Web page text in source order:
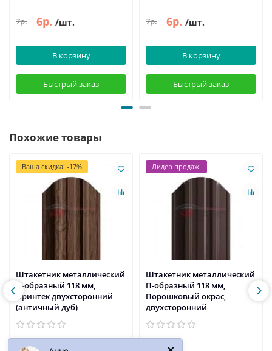
7р. 6р. /шт.
В корзину
Быстрый заказ
7р. 6р. /шт.
В корзину
Быстрый заказ
Похожие товары
Ваша скидка: -17%
Штакетник металлический
П-образный 118 мм,
Принтек двухсторонний
(античный дуб)
Лидер продаж!
Штакетник металлический
П-образный 118 мм,
Порошковый окрас,
двухсторонний